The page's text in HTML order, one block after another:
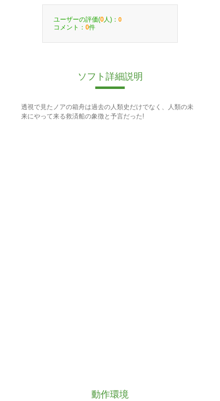
ユーザーの評価(0 人)： 0
コメント： 0件
ソフト詳細説明
透視で見たノアの箱舟は過去の人類史だけでなく、人類の未
来にやって来る救済船の象徴と予言だった!
動作環境